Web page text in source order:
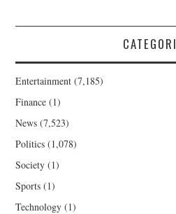
Entertainment (7,185)
Finance (1)
News (7,523)
Politics (1,078)
Society (1)
Sports (1)
Technology (1)